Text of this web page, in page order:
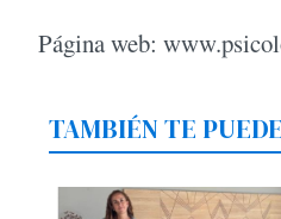
Página web:
TAMBIÉN TE